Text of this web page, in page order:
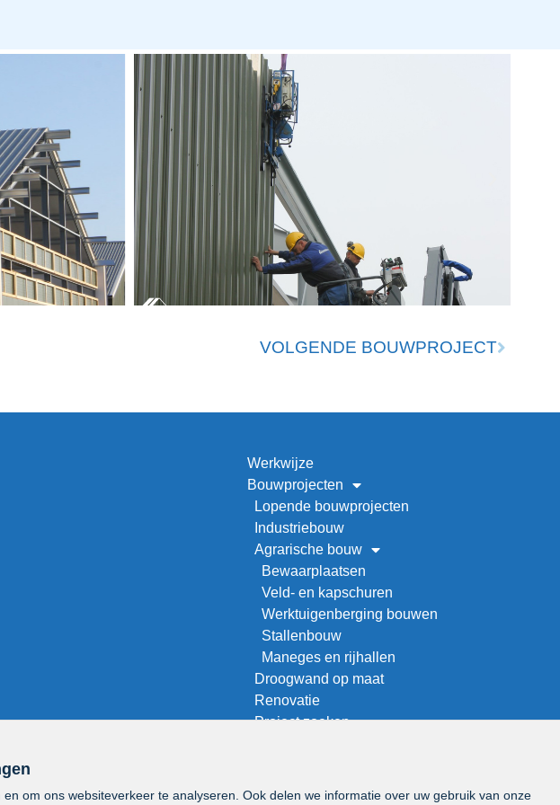
VOLGENDE BOUWPROJECT
Werkwijze
Bouwprojecten
Lopende bouwprojecten
Industriebouw
Agrarische bouw
Bewaarplaatsen
Veld- en kapschuren
Werktuigenberging bouwen
Stallenbouw
Maneges en rijhallen
Droogwand op maat
Renovatie
Project zoeken
Vacatures
om ons websiteverkeer te analyseren. Ook delen we informatie over uw gebruik van onze